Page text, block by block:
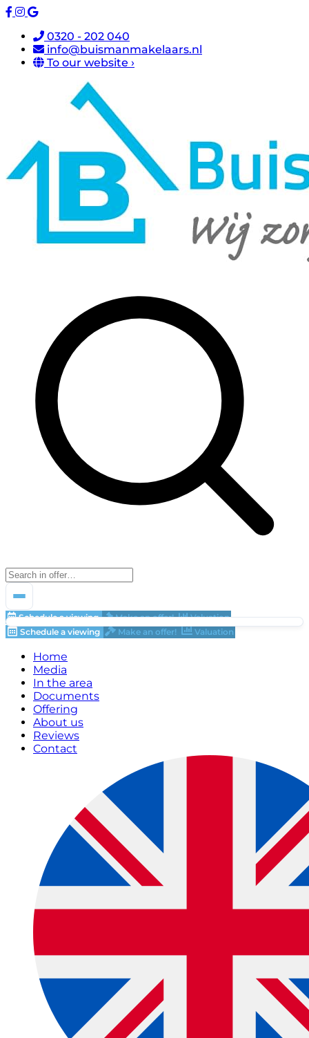
0320 - 202 040
info@buismanmakelaars.nl
To our website ›
Schedule a viewing Make an offer!
Valuation
Schedule a viewing
Make an offer! Valuation
Home
Media
In the area
Documents
Offering
About us
Reviews
Contact